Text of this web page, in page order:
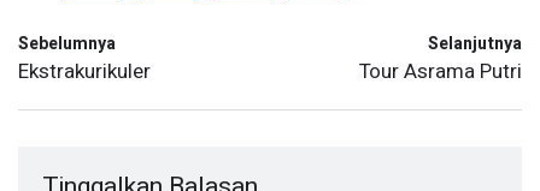
Sebelumnya
Ekstrakurikuler
Selanjutnya
Tour Asrama Putri